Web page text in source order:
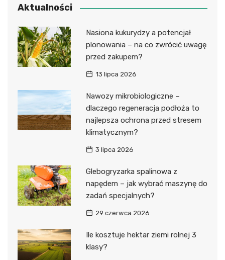
Aktualności
Nasiona kukurydzy a potencjał
plonowania – na co zwrócić uwagę
przed zakupem?
13 lipca 2026
Nawozy mikrobiologiczne –
dlaczego regeneracja podłoża to
najlepsza ochrona przed stresem
klimatycznym?
3 lipca 2026
Glebogryzarka spalinowa z
napędem – jak wybrać maszynę do
zadań specjalnych?
29 czerwca 2026
Ile kosztuje hektar ziemi rolnej 3
klasy?